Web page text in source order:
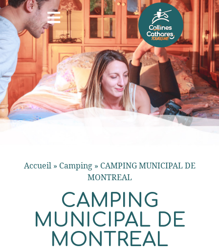
Accueil» Camping» CAMPING MUNICIPAL DE
MONTREAL
CAMPING
MUNICIPAL DE
MONTREAL